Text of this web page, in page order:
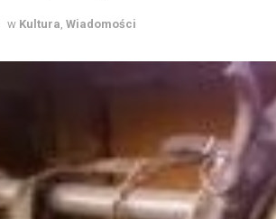
w Kultura Wiadomości